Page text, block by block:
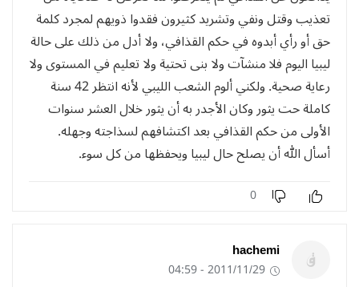
تعذيب وقتل ونفي وتشريد كثيرون فقدوا ذويهم لمجرد كلمة
حق أو رأي أبدوه في حكم القذافي، ولا أدل من ذلك على حالة
ليبيا اليوم فلا منشآت ولا بنى تحتية ولا تعليم في المستوى ولا
رعاية صحية. ولكني ألوم الشعب الليبي لأنه انتظر 42 سنة
كاملة حت يثور وكان الأجدر به أن يثور خلال العشر سنوات
الأولى من حكم القذافي بعد اكتشافهم لسذاجته وجهله.
أسأل الله أن يصلح حال ليبيا ويحفظها من كل سوء.
0
hachemi
2011/11/29 - 04:59